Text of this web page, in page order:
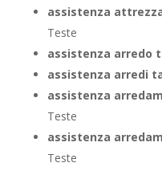
assistenza
Teste
assistenza arredo
assistenza arredi
assistenza
Teste
assistenza
Teste